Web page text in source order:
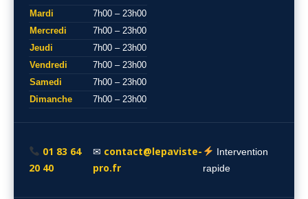
Mardi
7h00 – 23h00
Mercredi
7h00 – 23h00
Jeudi
7h00 – 23h00
Vendredi
7h00 – 23h00
Samedi
7h00 – 23h00
Dimanche
7h00 – 23h00
01 83 64
20 40
✉ contact@lepaviste-
pro.fr
Intervention
rapide